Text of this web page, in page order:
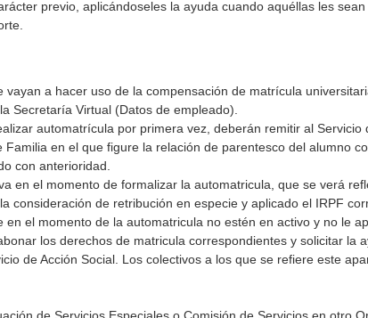
previo, aplicándoseles la ayuda cuando aquéllas les
vayan a hacer uso de la compensación de matrícula
Secretaría Virtual (Datos de empleado).
automatrícula por primera vez, deberán remitir al Servicio
Familia en el que figure la relación de parentesco del alumno
con anterioridad.
en el momento de formalizar la automatricula, que se verá
consideración de retribución en especie y aplicado el IRPF
en el momento de la automatricula no estén en activo y no le
los derechos de matricula correspondientes y solicitar la
de Acción Social. Los colectivos a los que se refiere este